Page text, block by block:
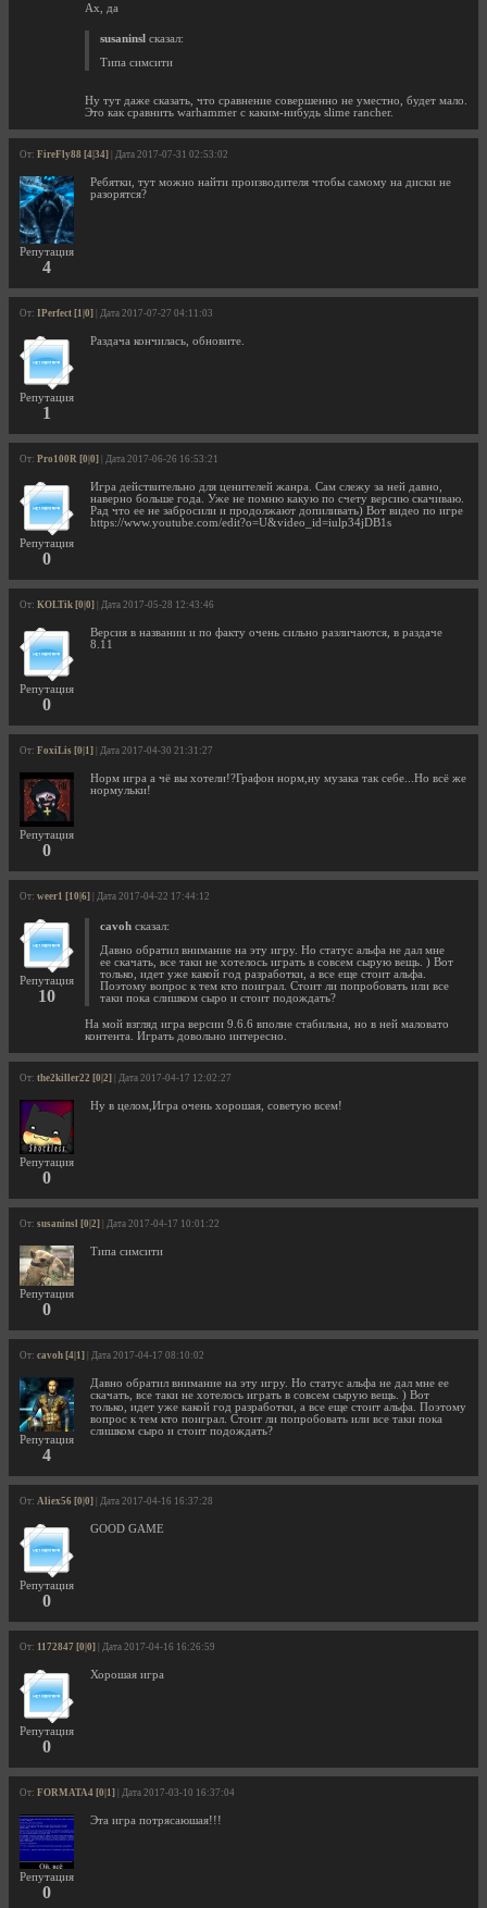
Ах, да
susaninsl сказал:
Типа симсити
Ну тут даже сказать, что сравнение совершенно не уместно, будет мало.
Это как сравнить warhammer с каким-нибудь slime rancher.
От: FireFly88 [4|34] | Дата 2017-07-31 02:53:02
Репутация
4
Ребятки, тут можно найти производителя чтобы самому на диски не
разорятся?
От: IPerfect [1|0] | Дата 2017-07-27 04:11:03
Репутация
1
Раздача кончилась, обновите.
От: Pro100R [0|0] | Дата 2017-06-26 16:53:21
Репутация
0
Игра действительно для ценителей жанра. Сам слежу за ней давно,
наверно больше года. Уже не помню какую по счету версию скачиваю.
Рад что ее не забросили и продолжают допиливать) Вот видео по игре
https://www.youtube.com/edit?o=U&video_id=iulp34jDB1s
От: KOLTik [0|0] | Дата 2017-05-28 12:43:46
Репутация
0
Версия в названии и по факту очень сильно различаются, в раздаче
8.11
От: FoxiLis [0|1] | Дата 2017-04-30 21:31:27
Репутация
0
Норм игра а чё вы хотели!?Графон норм,ну музака так себе...Но всё же
нормульки!
От: weer1 [10|6] | Дата 2017-04-22 17:44:12
Репутация
10
cavoh сказал:
Давно обратил внимание на эту игру. Но статус альфа не дал мне
ее скачать, все таки не хотелось играть в совсем сырую вещь. ) Вот
только, идет уже какой год разработки, а все еще стоит альфа.
Поэтому вопрос к тем кто поиграл. Стоит ли попробовать или все
таки пока слишком сыро и стоит подождать?
На мой взгляд игра версии 9.6.6 вполне стабильна, но в ней маловато
контента. Играть довольно интересно.
От: the2killer22 [0|2] | Дата 2017-04-17 12:02:27
Репутация
0
Ну в целом,Игра очень хорошая, советую всем!
От: susaninsl [0|2] | Дата 2017-04-17 10:01:22
Репутация
0
Типа симсити
От: cavoh [4|1] | Дата 2017-04-17 08:10:02
Репутация
4
Давно обратил внимание на эту игру. Но статус альфа не дал мне ее
скачать, все таки не хотелось играть в совсем сырую вещь. ) Вот
только, идет уже какой год разработки, а все еще стоит альфа. Поэтому
вопрос к тем кто поиграл. Стоит ли попробовать или все таки пока
слишком сыро и стоит подождать?
От: Aliex56 [0|0] | Дата 2017-04-16 16:37:28
Репутация
0
GOOD GAME
От: 1172847 [0|0] | Дата 2017-04-16 16:26:59
Репутация
0
Хорошая игра
От: FORMATA4 [0|1] | Дата 2017-03-10 16:37:04
Репутация
0
Эта игра потрясаюшая!!!